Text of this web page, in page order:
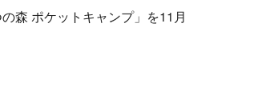
森 ポケットキャンプ」を11月